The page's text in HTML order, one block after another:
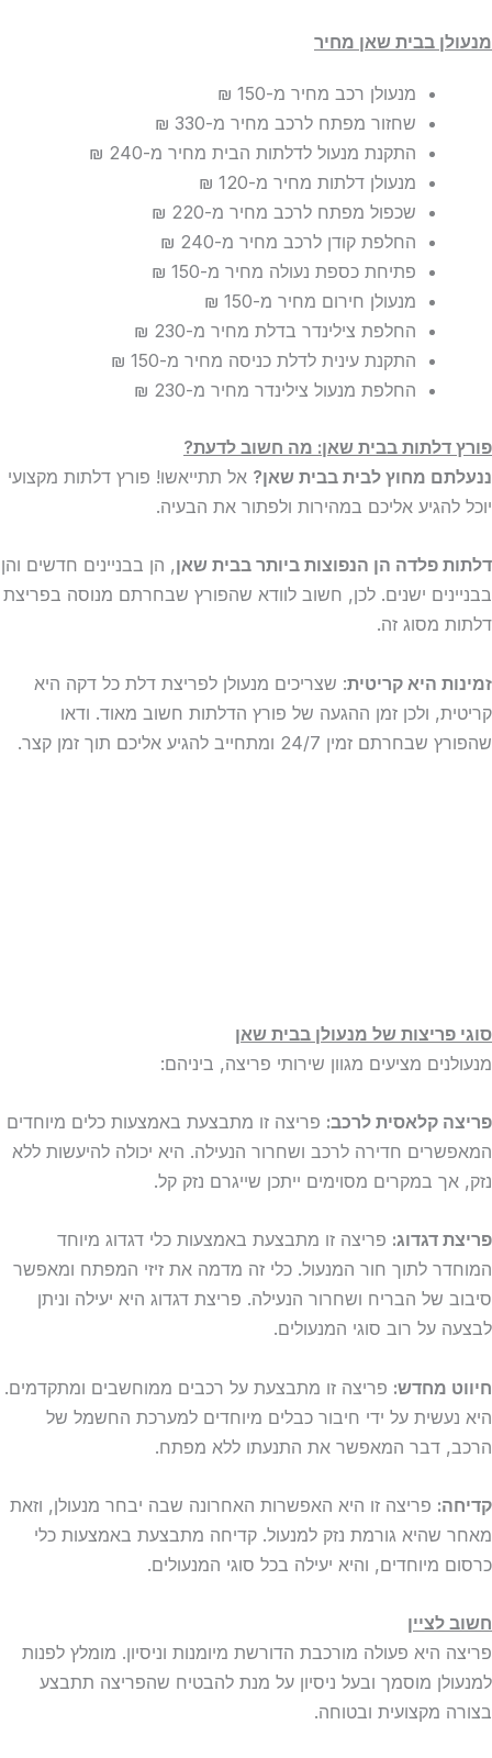
מנעולן בבית שאן מחיר
מנעולן רכב מחיר מ-150 ₪
שחזור מפתח לרכב מחיר מ-330 ₪
התקנת מנעול לדלתות הבית מחיר מ-240 ₪
מנעולן דלתות מחיר מ-120 ₪
שכפול מפתח לרכב מחיר מ-220 ₪
החלפת קודן לרכב מחיר מ-240 ₪
פתיחת כספת נעולה מחיר מ-150 ₪
מנעולן חירום מחיר מ-150 ₪
החלפת צילינדר בדלת מחיר מ-230 ₪
התקנת עינית לדלת כניסה מחיר מ-150 ₪
החלפת מנעול צילינדר מחיר מ-230 ₪
פורץ דלתות בבית שאן: מה חשוב לדעת?
ננעלתם מחוץ לבית בבית שאן? אל תתייאשו! פורץ דלתות מקצועי
יוכל להגיע אליכם במהירות ולפתור את הבעיה.
דלתות פלדה הן הנפוצות ביותר בבית שאן, הן בבניינים חדשים והן
בבניינים ישנים. לכן, חשוב לוודא שהפורץ שבחרתם מנוסה בפריצת
דלתות מסוג זה.
זמינות היא קריטית: שצריכים מנעולן לפריצת דלת כל דקה היא
קריטית, ולכן זמן ההגעה של פורץ הדלתות חשוב מאוד. ודאו
שהפורץ שבחרתם זמין 24/7 ומתחייב להגיע אליכם תוך זמן קצר.
סוגי פריצות של מנעולן בבית שאן
מנעולנים מציעים מגוון שירותי פריצה, ביניהם:
פריצה קלאסית לרכב: פריצה זו מתבצעת באמצעות כלים מיוחדים
המאפשרים חדירה לרכב ושחרור הנעילה. היא יכולה להיעשות ללא
נזק, אך במקרים מסוימים ייתכן שייגרם נזק קל.
פריצת דגדוג: פריצה זו מתבצעת באמצעות כלי דגדוג מיוחד
המוחדר לתוך חור המנעול. כלי זה מדמה את זיזי המפתח ומאפשר
סיבוב של הבריח ושחרור הנעילה. פריצת דגדוג היא יעילה וניתן
לבצעה על רוב סוגי המנעולים.
חיווט מחדש: פריצה זו מתבצעת על רכבים ממוחשבים ומתקדמים.
היא נעשית על ידי חיבור כבלים מיוחדים למערכת החשמל של
הרכב, דבר המאפשר את התנעתו ללא מפתח.
קדיחה: פריצה זו היא האפשרות האחרונה שבה יבחר מנעולן, וזאת
מאחר שהיא גורמת נזק למנעול. קדיחה מתבצעת באמצעות כלי
כרסום מיוחדים, והיא יעילה בכל סוגי המנעולים.
חשוב לציין
פריצה היא פעולה מורכבת הדורשת מיומנות וניסיון. מומלץ לפנות
למנעולן מוסמך ובעל ניסיון על מנת להבטיח שהפריצה תתבצע
בצורה מקצועית ובטוחה.